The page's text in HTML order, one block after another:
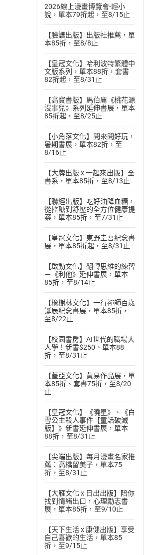
2026線上漫畫博覽會-輕小
說，單本79折起，至8/15止
【臉譜出版】出版社推薦，單
本85折，至8/8止
【皇冠文化】哈利波特繁體中
文版系列，單本88折，套書
82折起，至8/31止
【高寶書版】馬伯庸《桃花源
沒事兒》系列延伸書展，單本
85折起，至8/25止
【小角落文化】閱來閱好玩，
暑期書展，單本82折，至
8/16止
【大牌出版 x 一起來出版】全
書系，單本85折，至8/13止
【聯經出版】吃好油降血糖，
從控醣到舒壓的全方位健康提
案，單本85折，至7/31止
【皇冠文化】東野圭吾紀念書
展，單本85折起，至8/31止
【啟動文化】翻轉思維的練習
－《利他》延伸書展，單本
85折，至8/14止
【橡樹林文化】一行禪師百歲
誕辰紀念書展，單本85折，
至8/22止
【校園書房】AI世代的職場大
人學！新書$250、單本88
折，至8/31止
【蓋亞文化】黃易作品展，單
本85折、套書75折，至8/20
止
【皇冠文化】《曉星》、《白
雪公主殺人事件【童話破滅
版】》新書延伸書展，單本
88折，至8/31止
【尖端出版】每月漫畫名家推
薦：高橋留美子，單本75
折，至8/31止
【大雁文化 x 日出出版】陪你
找到情緒出口，心理勵志書
展，單本85折，至9/10止
【天下生活 x 康健出版】享受
自己喜歡的生活，單本85
折，至9/15止